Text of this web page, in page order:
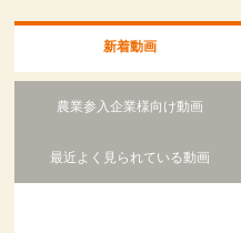
新着動画
農業参入企業様向け動画
最近よく見られている動画